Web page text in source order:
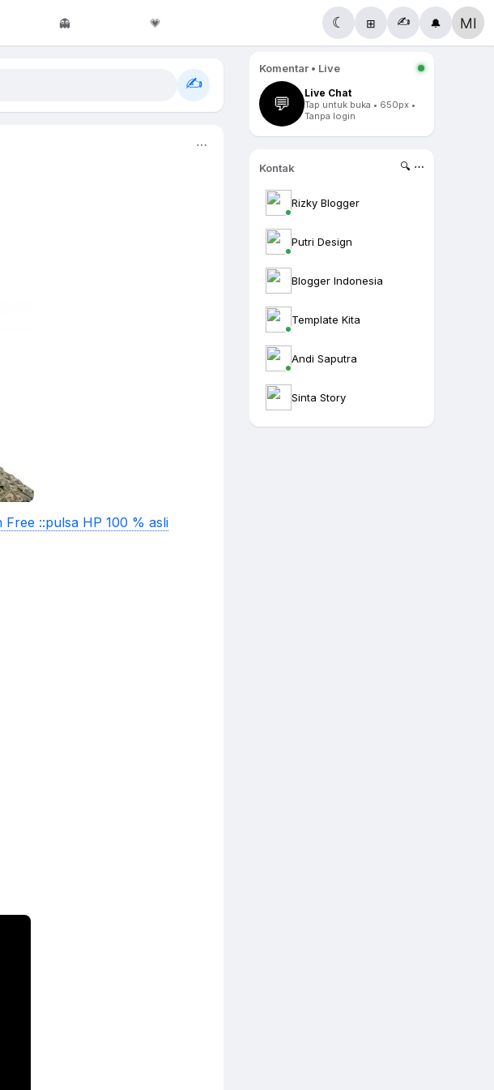
👻 💗 ☾ ⊞ ✍️ 🔔
✍️
⋯
::pulsa HP 100 % asli
Komentar • Live
💬
Live Chat
Tap untuk buka • 650px •
Tanpa login
Kontak 🔍 ⋯
Rizky Blogger
Putri Design
Blogger Indonesia
Template Kita
Andi Saputra
Sinta Story